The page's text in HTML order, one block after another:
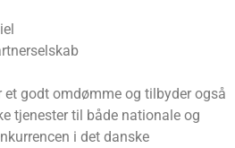
et godt omdømme og tilbyder også
tjenester til både nationale og
i det danske